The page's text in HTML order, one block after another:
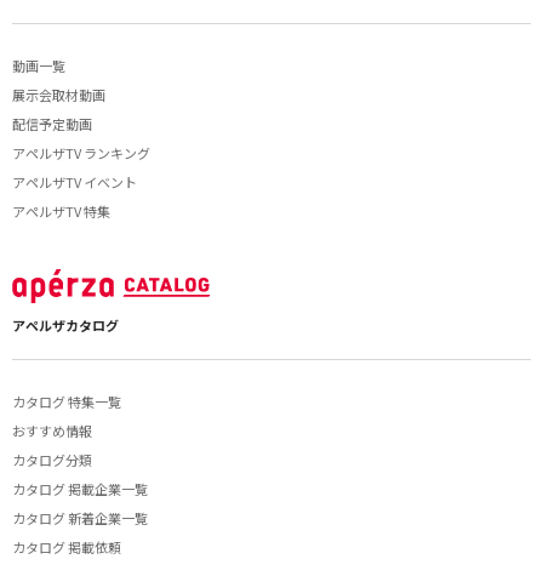
動画一覧
展示会取材動画
配信予定動画
アペルザTV ランキング
アペルザTV イベント
アペルザTV 特集
アペルザカタログ
カタログ 特集一覧
おすすめ情報
カタログ分類
カタログ 掲載企業一覧
カタログ 新着企業一覧
カタログ 掲載依頼